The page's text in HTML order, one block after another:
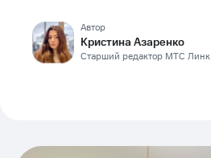
Автор
Кристина Азаренко
Старший редактор МТС Линк